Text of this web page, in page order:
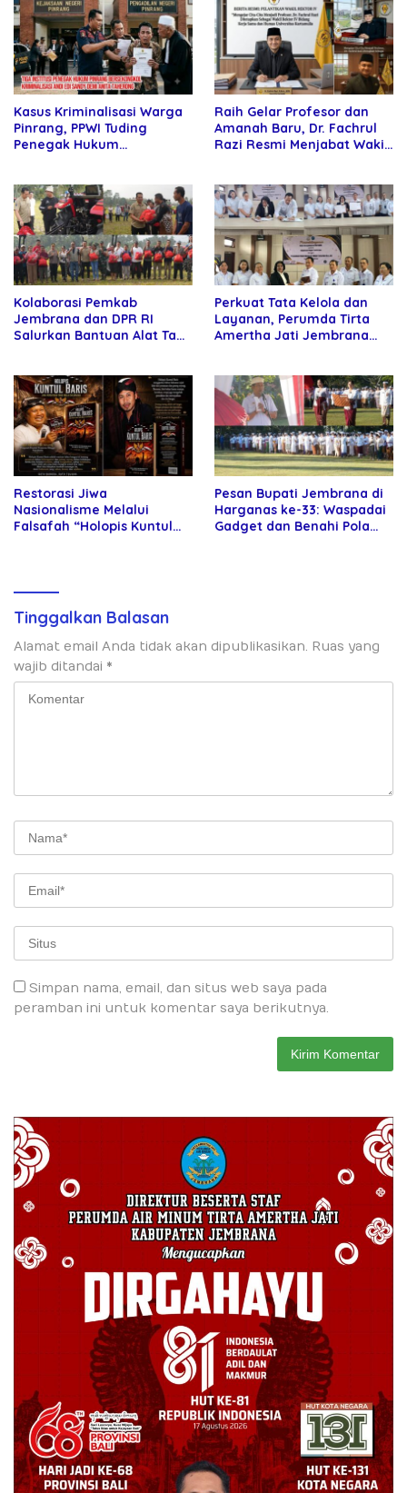
Kasus Kriminalisasi Warga
Pinrang, PPWI Tuding
Penegak Hukum
Raih Gelar Profesor dan
Amanah Baru, Dr. Fachrul
Razi Resmi Menjabat Wakil
Kolaborasi Pemkab
Jembrana dan DPR RI
Salurkan Bantuan Alat Tani
Perkuat Tata Kelola dan
Layanan, Perumda Tirta
Amertha Jati Jembrana
Restorasi Jiwa
Nasionalisme Melalui
Falsafah “Holopis Kuntul
Pesan Bupati Jembrana di
Harganas ke-33: Waspadai
Gadget dan Benahi Pola
Tinggalkan Balasan
Alamat email Anda tidak akan dipublikasikan. Ruas yang
wajib ditandai *
Simpan nama, email, dan situs web saya pada
peramban ini untuk komentar saya berikutnya.